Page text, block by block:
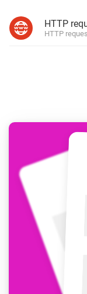
HTTP
HTTP